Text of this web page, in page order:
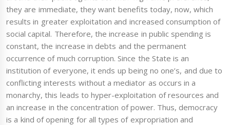
they are immediate, they want benefits today, now, which
results in greater exploitation and increased consumption of
social capital. Therefore, the increase in public spending is
constant, the increase in debts and the permanent
occurrence of much corruption. Since the State is an
institution of everyone, it ends up being no one’s, and due to
conflicting interests without a mediator as occurs in a
monarchy, this leads to hyper-exploitation of resources and
an increase in the concentration of power. Thus, democracy
is a kind of opening for all types of expropriation and